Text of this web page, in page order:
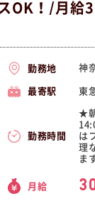
スOK！/月
勤務地 神
最寄駅 東
勤務時間
★
は
理
ま
月給